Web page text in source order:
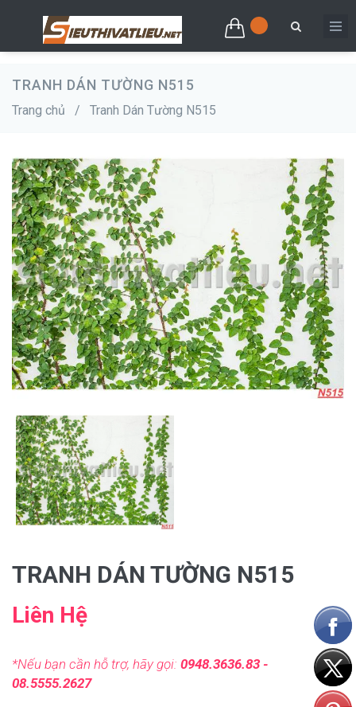
TRANH DÁN TƯỜNG N515
Trang chủ / Tranh Dán Tường N515
TRANH DÁN TƯỜNG N515
Liên Hệ
*Nếu bạn cần hỗ trợ, hãy gọi: 0948.3636.83 -
08.5555.2627